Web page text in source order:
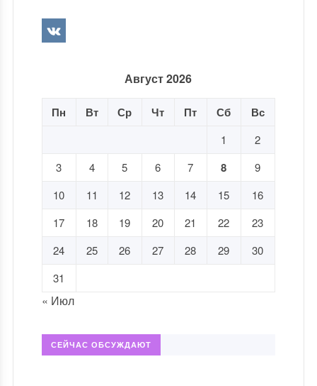
Август 2026
Пн Вт Ср Чт Пт Сб Вс
1
2
3
4 5 6 7 8
9
10
11 12 13 14 15
16
17
18 19 20 21 22
23
24
25 26 27 28 29
30
31
« Июл
СЕЙЧАС ОБСУЖДАЮТ